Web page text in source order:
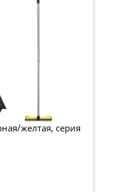
желтая, серия